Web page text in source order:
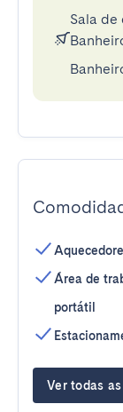
Sala de
Área de
portátil
Ver todas